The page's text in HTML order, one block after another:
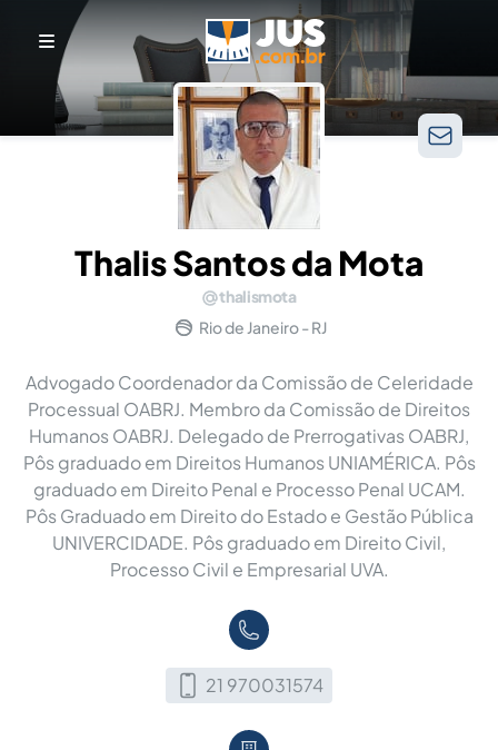
Thalis Santos da Mota
thalismota
Rio de Janeiro - RJ
Advogado Coordenador da Comissão de Celeridade
Processual OABRJ. Membro da Comissão de Direitos
Humanos OABRJ. Delegado de Prerrogativas OABRJ,
Pôs graduado em Direitos Humanos UNIAMÉRICA. Pôs
graduado em Direito Penal e Processo Penal UCAM.
Pôs Graduado em Direito do Estado e Gestão Pública
UNIVERCIDADE. Pôs graduado em Direito Civil,
Processo Civil e Empresarial UVA.
21 970031574